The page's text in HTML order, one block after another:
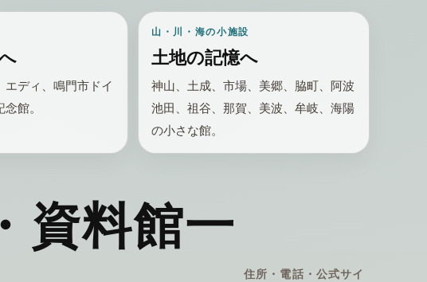
エディ、鳴門市ドイ
館。
山・川・海の小施設
土地の記憶へ
神山、土成、市場、美郷、脇町、阿波
池田、祖谷、那賀、美波、牟岐、海陽
の小さな館。
資料館一
住所・電話・公式サイ